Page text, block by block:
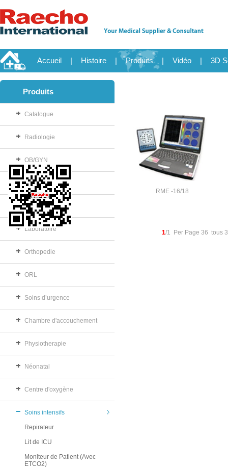
Accueil | Histoire | Produits | Vidéo | 3D
Produits
Catalogue
Radiologie
OB/GYN
Consommable
Salle d'opération
Laboratoire
Orthopedie
ORL
Soins d’urgence
Chambre d'accouchement
Physiotherapie
Néonatal
Centre d'oxygène
Soins intensifs
Repirateur
Lit de ICU
Moniteur de Patient (Avec
ETCO2)
RME -16/18
1/1 Per Page 36 tous